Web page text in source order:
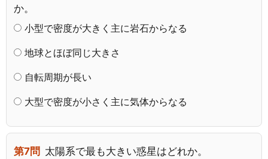
か。
小型で密度が大きく主に岩石からなる
地球とほぼ同じ大きさ
自転周期が長い
大型で密度が小さく主に気体からなる
第7問 太陽系で最も大きい惑星はどれか。